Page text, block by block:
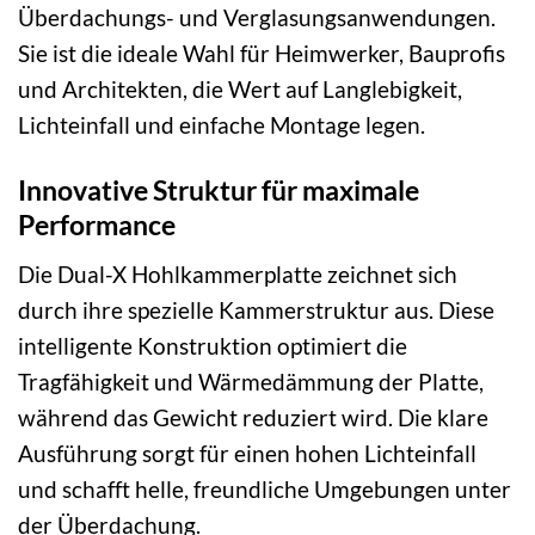
Überdachungs- und Verglasungsanwendungen.
Sie ist die ideale Wahl für Heimwerker, Bauprofis
und Architekten, die Wert auf Langlebigkeit,
Lichteinfall und einfache Montage legen.
Innovative Struktur für maximale
Performance
Die Dual-X Hohlkammerplatte zeichnet sich
durch ihre spezielle Kammerstruktur aus. Diese
intelligente Konstruktion optimiert die
Tragfähigkeit und Wärmedämmung der Platte,
während das Gewicht reduziert wird. Die klare
Ausführung sorgt für einen hohen Lichteinfall
und schafft helle, freundliche Umgebungen unter
der Überdachung.